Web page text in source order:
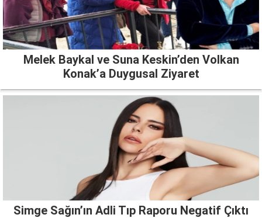
Melek Baykal ve Suna Keskin’den Volkan
Konak’a Duygusal Ziyaret
Simge Sağın’ın Adli Tıp Raporu Negatif Çıktı